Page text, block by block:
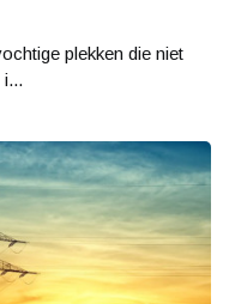
plekken die niet